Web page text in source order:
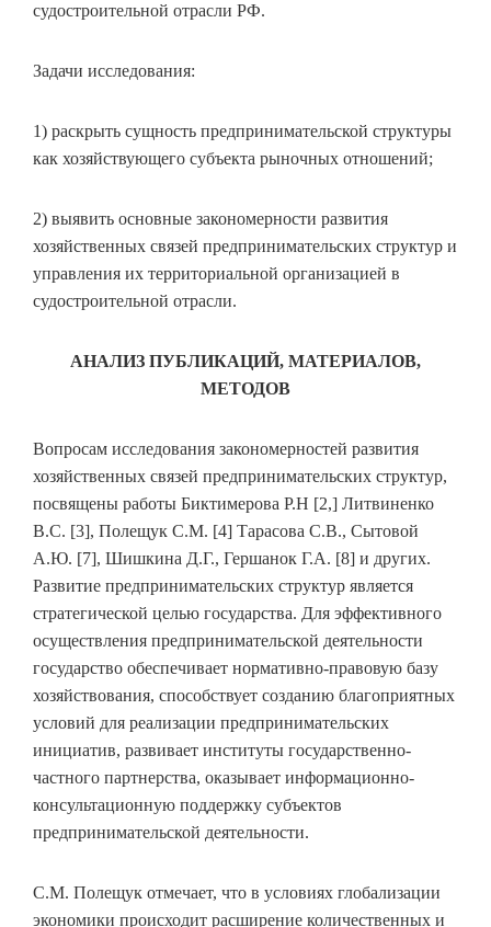
судостроительной отрасли РФ.
Задачи исследования:
1) раскрыть сущность предпринимательской структуры
как хозяйствующего субъекта рыночных отношений;
2) выявить основные закономерности развития
хозяйственных связей предпринимательских структур и
управления их территориальной организацией в
судостроительной отрасли.
АНАЛИЗ ПУБЛИКАЦИЙ, МАТЕРИАЛОВ,
МЕТОДОВ
Вопросам исследования закономерностей развития
хозяйственных связей предпринимательских структур,
посвящены работы Биктимерова Р.Н [2,] Литвиненко
В.С. [3], Полещук С.М. [4] Тарасова С.В., Сытовой
А.Ю. [7], Шишкина Д.Г., Гершанок Г.А. [8] и других.
Развитие предпринимательских структур является
стратегической целью государства. Для эффективного
осуществления предпринимательской деятельности
государство обеспечивает нормативно-правовую базу
хозяйствования, способствует созданию благоприятных
условий для реализации предпринимательских
инициатив, развивает институты государственно-
частного партнерства, оказывает информационно-
консультационную поддержку субъектов
предпринимательской деятельности.
С.М. Полещук отмечает, что в условиях глобализации
экономики происходит расширение количественных и